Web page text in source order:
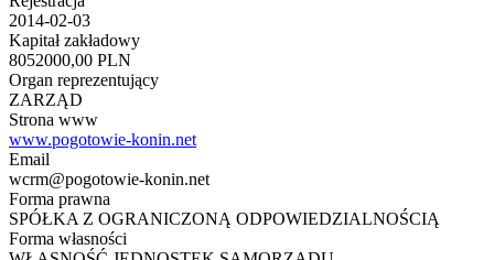
2014-02-03
Kapitał zakładowy
8052000,00 PLN
Organ reprezentujący
ZARZĄD
Strona www
www.pogotowie-konin.net
Email
wcrm@pogotowie-konin.net
Forma prawna
SPÓŁKA Z OGRANICZONĄ ODPOWIEDZIALNOŚCIĄ
Forma własności